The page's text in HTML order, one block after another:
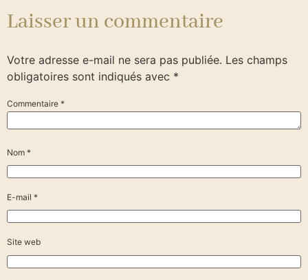
Laisser un commentaire
Votre adresse e-mail ne sera pas publiée. Les champs
obligatoires sont indiqués avec *
Commentaire *
Nom *
E-mail *
Site web